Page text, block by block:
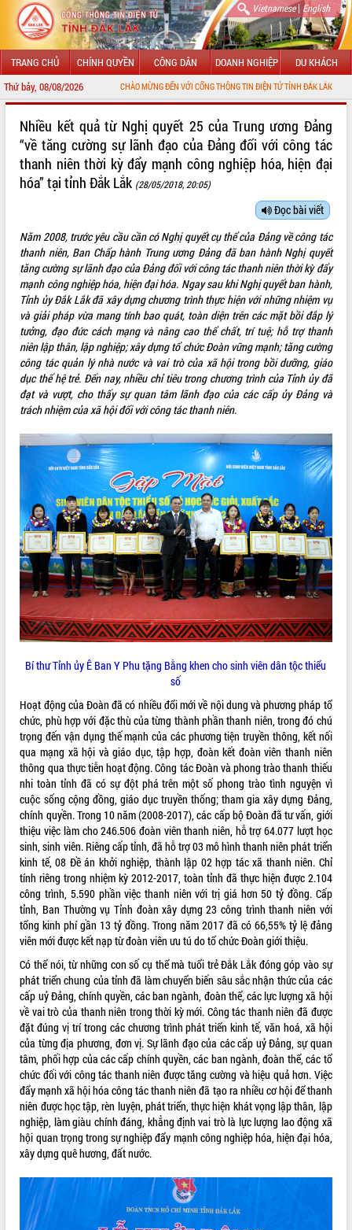
Vietnamese| English
TRANG CHỦ CHÍNH QUYỀN CÔNG DÂN DOANH NGHIỆP DU KHÁCH
Thứ bảy, 08/08/2026CHÀO MỪNG ĐẾN VỚI CỔNG THÔNG TIN ĐIỆN TỬ TỈNH ĐẮK LẮK
LÃNH ĐẠO UBND TỈNH
TIN TỨC SỰ KIỆN
UBND CÁC XÃ, PHƯỜNG
THÔNG TIN CHỈ ĐẠO ĐIỀU HÀNH
HỆ THỐNG VĂN BẢN
VĂN BẢN HĐND TỈNH
ĐIỂM TIN VĂN BẢN
QUY HOẠCH - KẾ HOẠCH
VIDEO
Không có file video nào để phát.
ALBUM ẢNH
LIÊN KẾT WEB
THỐNG KÊ TRUY CẬP
Hôm nay: 30315
Tất cả: 66075638
Nhiều kết quả từ Nghị quyết 25 của Trung ương Đảng
“về tăng cường sự lãnh đạo của Đảng đối với công tác
thanh niên thời kỳ đẩy mạnh công nghiệp hóa, hiện đại
hóa” tại tỉnh Đắk Lắk (28/05/2018, 20:05)
Đọc bài viết
Năm 2008, trước yêu cầu cần có Nghị quyết cụ thể của Đảng về công tác
thanh niên, Ban Chấp hành Trung ương Đảng đã ban hành Nghị quyết
tăng cường sự lãnh đạo của Đảng đối với công tác thanh niên thời kỳ đẩy
mạnh công nghiệp hóa, hiện đại hóa. Ngay sau khi Nghị quyết ban hành,
Tỉnh ủy Đắk Lắk đã xây dựng chương trình thực hiện với những nhiệm vụ
và giải pháp vừa mang tính bao quát, toàn diện trên các mặt bồi đắp lý
tưởng, đạo đức cách mạng và nâng cao thể chất, trí tuệ; hỗ trợ thanh
niên lập thân, lập nghiệp; xây dựng tổ chức Đoàn vững mạnh; tăng cường
công tác quản lý nhà nước và vai trò của xã hội trong bồi dưỡng, giáo
dục thế hệ trẻ. Đến nay, nhiều chỉ tiêu trong chương trình của Tỉnh ủy đã
đạt và vượt, cho thấy sự quan tâm lãnh đạo của các cấp ủy Đảng và
trách nhiệm của xã hội đối với công tác thanh niên.
Bí thư Tỉnh ủy Ê Ban Y Phu tặng Bằng khen cho sinh viên dân tộc thiểu
số
Hoạt động của Đoàn đã có nhiều đổi mới về nội dung và phương pháp tổ
chức, phù hợp với đặc thù của từng thành phần thanh niên, trong đó chú
trọng đến vận dụng thế mạnh của các phương tiện truyền thông, kết nối
qua mạng xã hội và giáo dục, tập hợp, đoàn kết đoàn viên thanh niên
thông qua thực tiễn hoạt động. Công tác Đoàn và phong trào thanh thiếu
nhi toàn tỉnh đã có sự đột phá trên một số phong trào tình nguyện vì
cuộc sống cộng đồng, giáo dục truyền thống; tham gia xây dựng Đảng,
chính quyền. Trong 10 năm (2008-2017), các cấp bộ Đoàn đã tư vấn, giới
thiệu việc làm cho 246.506 đoàn viên thanh niên, hỗ trợ 64.077 lượt học
sinh, sinh viên. Riêng cấp tỉnh, đã hỗ trợ 03 mô hình thanh niên phát triển
kinh tế, 08 Đề án khởi nghiệp, thành lập 02 hợp tác xã thanh niên. Chỉ
tính riêng trong nhiệm kỳ 2012-2017, toàn tỉnh đã thực hiện được 2.104
công trình, 5.590 phần việc thanh niên với trị giá hơn 50 tỷ đồng. Cấp
tỉnh, Ban Thường vụ Tỉnh đoàn xây dựng 23 công trình thanh niên với
tổng kinh phí gần 13 tỷ đồng. Trong năm 2017 đã có 66,55% tỷ lệ đảng
viên mới được kết nạp từ đoàn viên ưu tú do tổ chức Đoàn giới thiệu.
Có thể nói, từ những con số cụ thể mà tuổi trẻ Đắk Lắk đóng góp vào sự
phát triển chung của tỉnh đã làm chuyển biến sâu sắc nhận thức của các
cấp uỷ Đảng, chính quyền, các ban ngành, đoàn thể, các lực lượng xã hội
về vai trò của thanh niên trong thời kỳ mới. Công tác thanh niên đã được
đặt đúng vị trí trong các chương trình phát triển kinh tế, văn hoá, xã hội
của từng địa phương, đơn vị. Sự lãnh đạo của các cấp uỷ Đảng, sự quan
tâm, phối hợp của các cấp chính quyền, các ban ngành, đoàn thể, các tổ
chức đối với công tác thanh niên được tăng cường và hiệu quả hơn. Việc
đẩy mạnh xã hội hóa công tác thanh niên đã tạo ra nhiều cơ hội để thanh
niên được học tập, rèn luyện, phát triển, thực hiện khát vọng lập thân, lập
nghiệp, làm giàu chính đáng, khẳng định vai trò là lực lượng lao động xã
hội quan trọng trong sự nghiệp đẩy mạnh công nghiệp hóa, hiện đại hóa,
xây dựng quê hương, đất nước.